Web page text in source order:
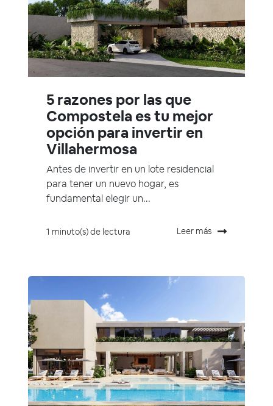
5 razones por las que
Compostela es tu mejor
opción para invertir en
Villahermosa
Antes de invertir en un lote residencial
para tener un nuevo hogar, es
fundamental elegir un...
1 minuto(s) de lectura Leer más